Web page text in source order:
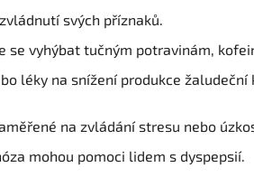
svých příznaků.
vyhýbat tučným potravinám,
léky na snížení produkce
na zvládání stresu nebo
mohou pomoci lidem s dyspepsií.